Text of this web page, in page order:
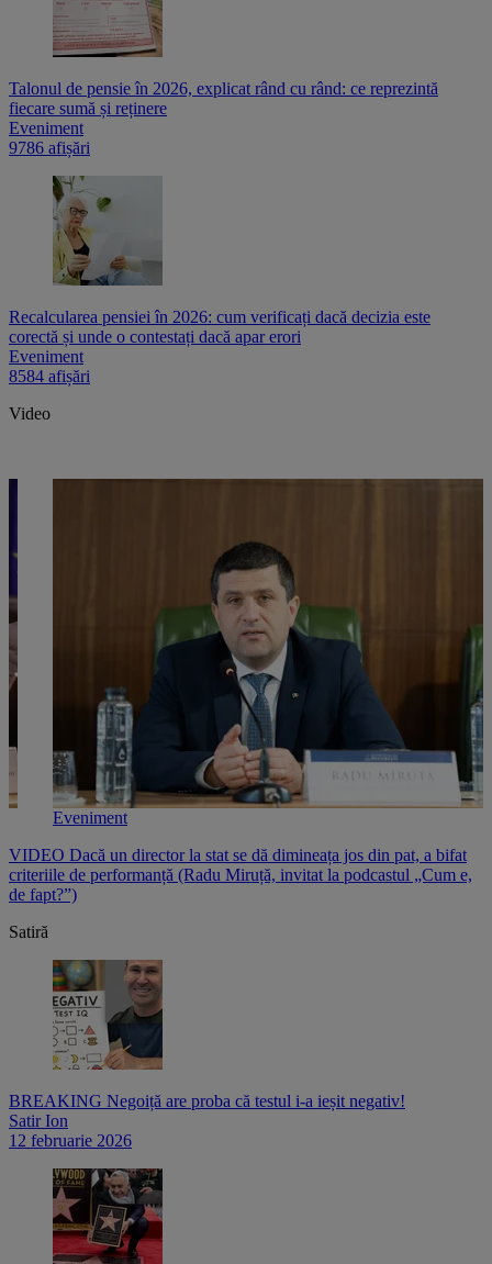
Talonul de pensie în 2026, explicat rând cu rând: ce reprezintă
fiecare sumă și reținere
Eveniment
9786 afișări
Recalcularea pensiei în 2026: cum verificați dacă decizia este
corectă și unde o contestați dacă apar erori
Eveniment
8584 afișări
Video
Eveniment
VIDEO Dacă un director la stat se dă dimineața jos din pat, a bifat
criteriile de performanță (Radu Miruță, invitat la podcastul „Cum e,
de fapt?”)
Satiră
BREAKING Negoiță are proba că testul i-a ieșit negativ!
Satir Ion
12 februarie 2026